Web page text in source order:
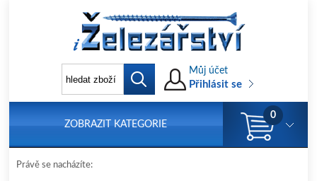
Můj účet
Přihlásit se
ZOBRAZIT KATEGORIE
0
Právě se nacházíte: